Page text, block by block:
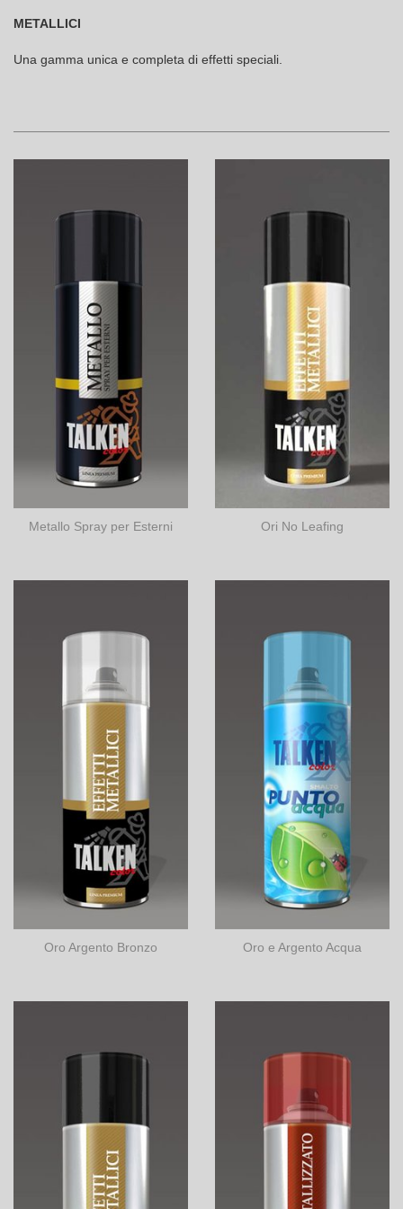
METALLICI
Una gamma unica e completa di effetti speciali.
Metallo Spray per Esterni Ori No Leafing
Oro Argento Bronzo Oro e Argento Acqua